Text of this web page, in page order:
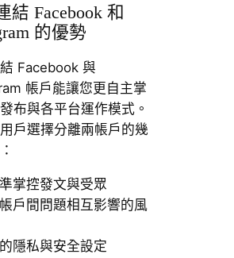
結 Facebook 和
的優勢
Facebook 與
帳戶能讓您更自主掌
布與各平台運作模式。
戶選擇分離兩帳戶的幾
掌控發文與受眾
戶間問題相互影響的風
隱私與安全設定